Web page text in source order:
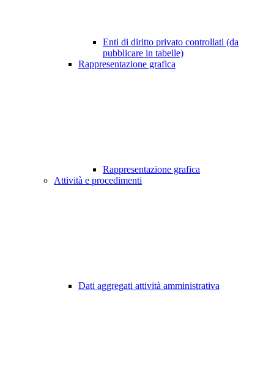
Enti di diritto privato controllati (da
pubblicare in tabelle)
Rappresentazione grafica
Rappresentazione grafica
Attività e procedimenti
Dati aggregati attività amministrativa